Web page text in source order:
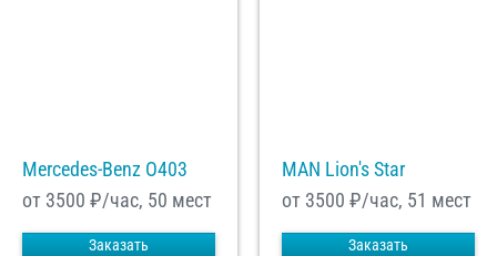
Mercedes-Benz О403
от 3500 ₽/час, 50 мест
Заказать
MAN Lion's Star
от 3500 ₽/час, 51 мест
Заказать